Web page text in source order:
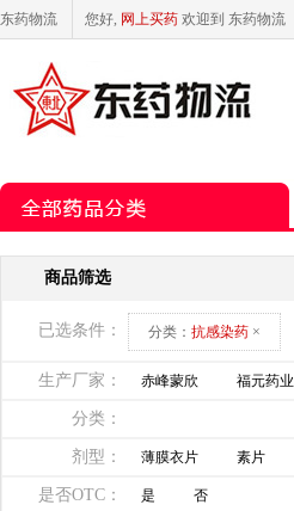
东药物流 您好, 网上买药 欢迎到 东药物流
商品筛选
已选条件： 分类： 抗感染药 ×
生产厂家： 赤峰蒙欣 福元药业
分类：
剂型： 薄膜衣片 素片
是否OTC： 是 否